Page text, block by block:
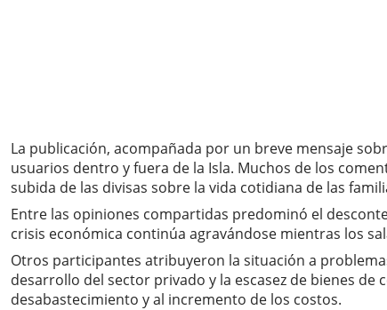
La publicación, acompañada por un breve mensaje
usuarios dentro y fuera de la Isla. Muchos de los
subida de las divisas sobre la vida cotidiana de las
Entre las opiniones compartidas predominó el
crisis económica continúa agravándose mientras los
Otros participantes atribuyeron la situación a
desarrollo del sector privado y la escasez de bienes
desabastecimiento y al incremento de los costos.